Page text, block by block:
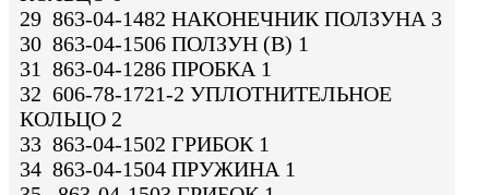
29 863-04-1482 НАКОНЕЧНИК ПОЛЗУНА 3
30 863-04-1506 ПОЛЗУН (B) 1
31 863-04-1286 ПРОБКА 1
32 606-78-1721-2 УПЛОТНИТЕЛЬНОЕ
КОЛЬЦО 2
33 863-04-1502 ГРИБОК 1
34 863-04-1504 ПРУЖИНА 1